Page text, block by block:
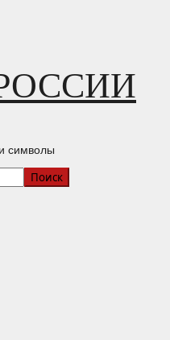
символы